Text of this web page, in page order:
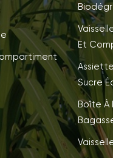
Et
Sucre
Boîte À